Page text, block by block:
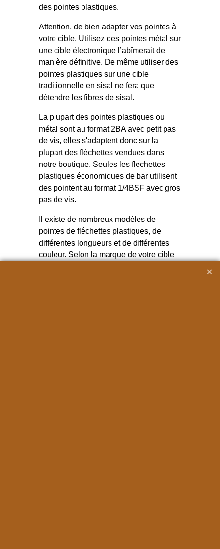
des pointes plastiques.
Attention, de bien adapter vos pointes à
votre cible. Utilisez des pointes métal sur
une cible électronique l’abîmerait de
manière définitive. De même utiliser des
pointes plastiques sur une cible
traditionnelle en sisal ne fera que
détendre les fibres de sisal.
La plupart des pointes plastiques ou
métal sont au format 2BA avec petit pas
de vis, elles s'adaptent donc sur la
plupart des fléchettes vendues dans
notre boutique. Seules les fléchettes
plastiques économiques de bar utilisent
des pointent au format 1/4BSF avec gros
pas de vis.
Il existe de nombreux modèles de
pointes de fléchettes plastiques, de
différentes longueurs et de différentes
couleur. Selon la marque de votre cible